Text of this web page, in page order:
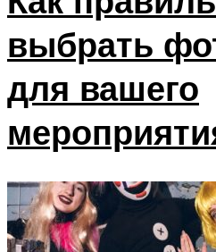
выбрать
для вашего